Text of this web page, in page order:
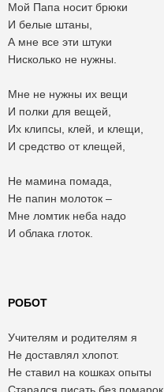
Мой Папа носит брюки
И белые штаны,
А мне все эти штуки
Нисколько не нужны.
Мне не нужны их вещи
И полки для вещей,
Их клипсы, клей, и клещи,
И средство от клещей,
Не мамина помада,
Не папин молоток –
Мне ломтик неба надо
И облака глоток.
РОБОТ
Учителям и родителям я
Не доставлял хлопот.
Не ставил на кошках опыты